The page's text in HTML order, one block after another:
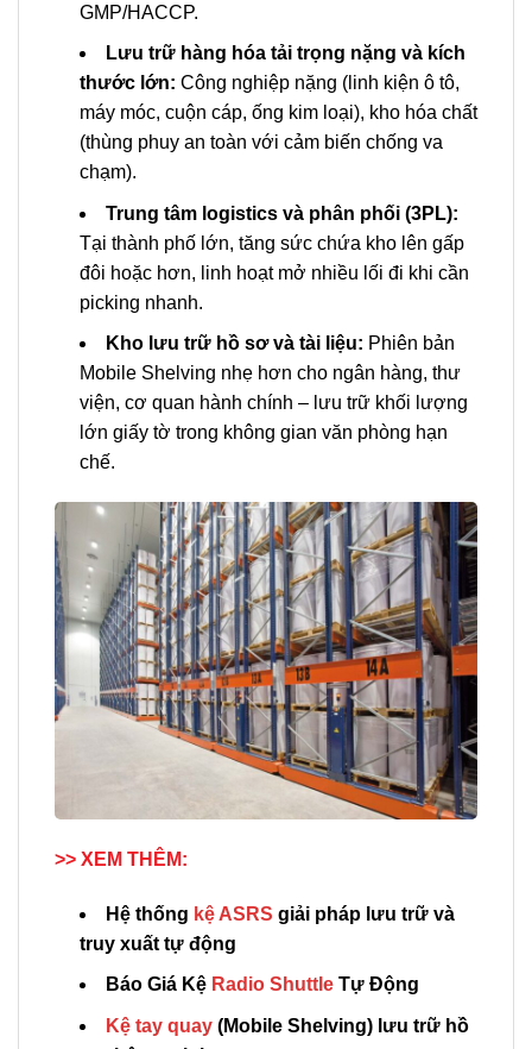
GMP/HACCP.
Lưu trữ hàng hóa tải trọng nặng và kích
thước lớn: Công nghiệp nặng (linh kiện ô tô,
máy móc, cuộn cáp, ống kim loại), kho hóa chất
(thùng phuy an toàn với cảm biến chống va
chạm).
Trung tâm logistics và phân phối (3PL):
Tại thành phố lớn, tăng sức chứa kho lên gấp
đôi hoặc hơn, linh hoạt mở nhiều lối đi khi cần
picking nhanh.
Kho lưu trữ hồ sơ và tài liệu: Phiên bản
Mobile Shelving nhẹ hơn cho ngân hàng, thư
viện, cơ quan hành chính – lưu trữ khối lượng
lớn giấy tờ trong không gian văn phòng hạn
chế.
>> XEM THÊM:
Hệ thống kệ ASRS giải pháp lưu trữ và
truy xuất tự động
Báo Giá Kệ Radio ShuttleTự Động
Kệ tay quay(Mobile Shelving) lưu trữ hồ